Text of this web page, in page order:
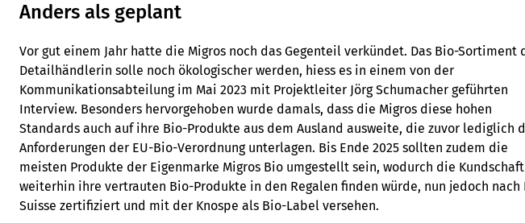
Anders als geplant
Vor gut einem Jahr hatte die Migros noch das Gegenteil verkündet. Das Bio-Sortiment
Detailhändlerin solle noch ökologischer werden, hiess es in einem von der
Kommunikationsabteilung im Mai 2023 mit Projektleiter Jörg Schumacher geführten
Interview. Besonders hervorgehoben wurde damals, dass die Migros diese hohen
Standards auch auf ihre Bio-Produkte aus dem Ausland ausweite, die zuvor lediglich
Anforderungen der EU-Bio-Verordnung unterlagen. Bis Ende 2025 sollten zudem die
meisten Produkte der Eigenmarke Migros Bio umgestellt sein, wodurch die Kundschaft
weiterhin ihre vertrauten Bio-Produkte in den Regalen finden würde, nun jedoch nach
Suisse zertifiziert und mit der Knospe als Bio-Label versehen.